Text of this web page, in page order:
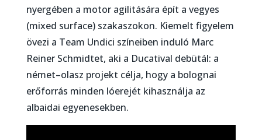
nyergében a motor agilitására épít a vegyes
(mixed surface) szakaszokon. Kiemelt figyelem
övezi a Team Undici színeiben induló Marc
Reiner Schmidtet, aki a Ducatival debütál: a
német–olasz projekt célja, hogy a bolognai
erőforrás minden lóerejét kihasználja az
albaidai egyenesekben.